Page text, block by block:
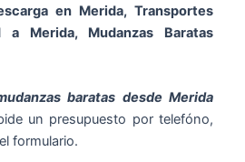
en Merida, Transportes
a Merida, Mudanzas Baratas
baratas desde Merida
un presupuesto por telefóno,
formulario.